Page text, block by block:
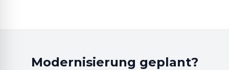
Modernisierung geplant?